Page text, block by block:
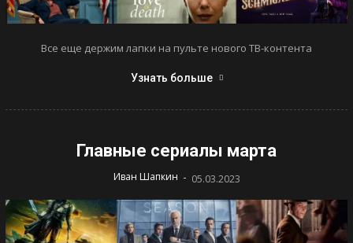
Все еще держим лапки на пульте нового ТВ-контента
Узнать больше
Главные сериалы марта
Иван Шапкин - 05.03.2023